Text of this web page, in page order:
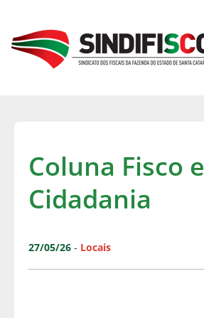
Coluna Fisco e
Cidadania
27/05/26 - Locais